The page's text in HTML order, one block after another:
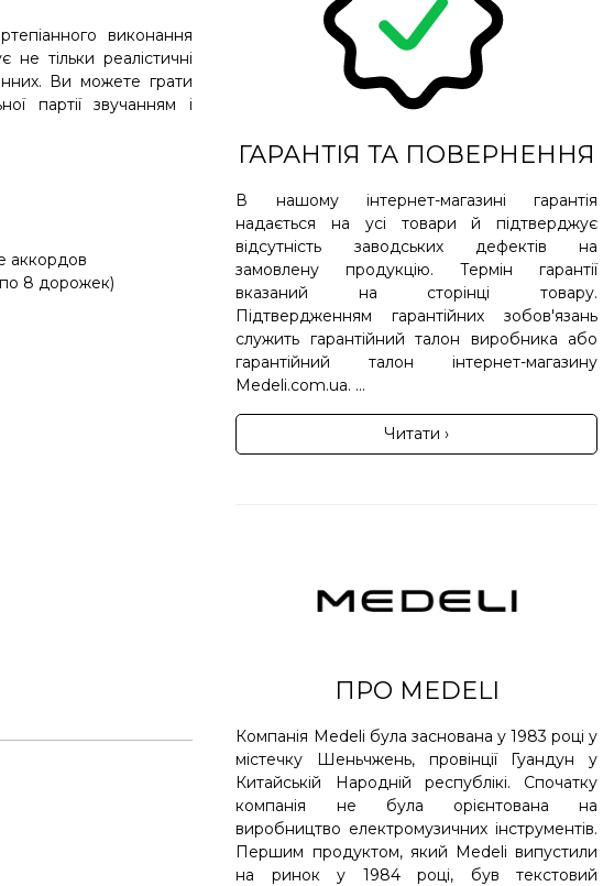
виконання
тільки реалістичні
Ви можете грати
партії звучанням і
аккордов
8 дорожек)
ГАРАНТІЯ ТА ПОВЕРНЕННЯ
В нашому інтернет-магазині гарантія
надається на усі товари й підтверджує
відсутність заводських дефектів на
замовлену продукцію. Термін гарантії
вказаний на сторінці товару.
Підтвердженням гарантійних зобов'язань
служить гарантійний талон виробника або
гарантійний талон інтернет-магазину
Medeli.com.ua. ...
Читати ›
ПРО MEDELI
Компанія Medeli була заснована у 1983 році у
містечку Шеньчжень, провінції Гуандун у
Китайській Народній республікі. Спочатку
компанія не була орієнтована на
виробництво електромузичних інструментів.
Першим продуктом, який Medeli випустили
на ринок у 1984 році, був текстовий